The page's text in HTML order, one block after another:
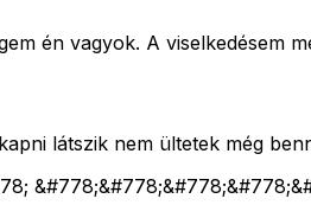
én vagyok. A viselkedésem
látszik nem ültetek még